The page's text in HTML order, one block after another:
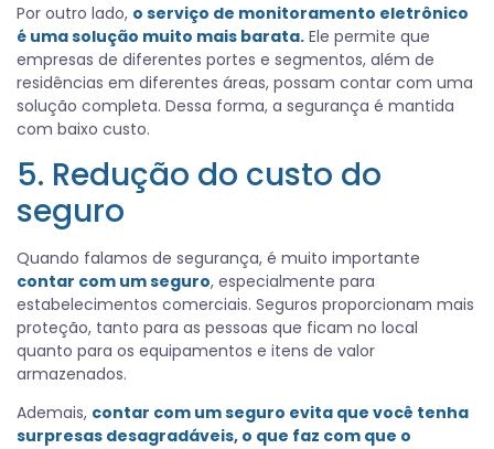
Por outro lado, o serviço de monitoramento eletrônico
é uma solução muito mais barata. Ele permite que
empresas de diferentes portes e segmentos, além de
residências em diferentes áreas, possam contar com uma
solução completa. Dessa forma, a segurança é mantida
com baixo custo.
5. Redução do custo do
seguro
Quando falamos de segurança, é muito importante
contar com um seguro, especialmente para
estabelecimentos comerciais. Seguros proporcionam mais
proteção, tanto para as pessoas que ficam no local
quanto para os equipamentos e itens de valor
armazenados.
Ademais, contar com um seguro evita que você tenha
surpresas desagradáveis, o que faz com que o